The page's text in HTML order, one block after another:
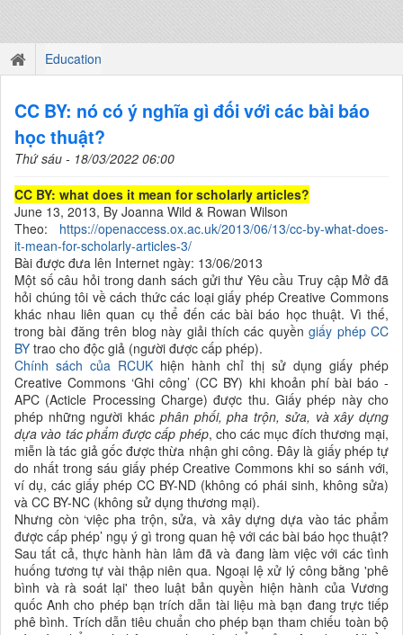
Education
CC BY: nó có ý nghĩa gì đối với các bài báo
học thuật?
Thứ sáu - 18/03/2022 06:00
CC BY: what does it mean for scholarly articles?
June 13, 2013, By Joanna Wild & Rowan Wilson
Theo: https://openaccess.ox.ac.uk/2013/06/13/cc-by-what-does-
it-mean-for-scholarly-articles-3/
Bài được đưa lên Internet ngày: 13/06/2013
Một số câu hỏi trong danh sách gửi thư Yêu cầu Truy cập Mở đã
hỏi chúng tôi về cách thức các loại giấy phép Creative Commons
khác nhau liên quan cụ thể đến các bài báo học thuật. Vì thế,
trong bài đăng trên blog này giải thích các quyềngiấy phép CC
BY trao cho độc giả (người được cấp phép).
Chính sách của RCUKhiện hành chỉ thị sử dụng giấy phép
Creative Commons ‘Ghi công’ (CC BY) khi khoản phí bài báo -
APC (Acticle Processing Charge) được thu. Giấy phép này cho
phép những người khác phân phối, pha trộn, sửa, và xây dựng
dựa vào tác phẩm được cấp phép, cho các mục đích thương mại,
miễn là tác giả gốc được thừa nhận ghi công. Đây là giấy phép tự
do nhất trong sáu giấy phép Creative Commons khi so sánh với,
ví dụ, các giấy phép CC BY-ND (không có phái sinh, không sửa)
và CC BY-NC (không sử dụng thương mại).
Nhưng còn ‘việc pha trộn, sửa, và xây dựng dựa vào tác phẩm
được cấp phép’ ngụ ý gì trong quan hệ với các bài báo học thuật?
Sau tất cả, thực hành hàn lâm đã và đang làm việc với các tình
huống tương tự vài thập niên qua. Ngoại lệ xử lý công bằng 'phê
bình và rà soát lại' theo luật bản quyền hiện hành của Vương
quốc Anh cho phép bạn trích dẫn tài liệu mà bạn đang trực tiếp
phê bình. Trích dẫn tiêu chuẩn cho phép bạn tham chiếu toàn bộ